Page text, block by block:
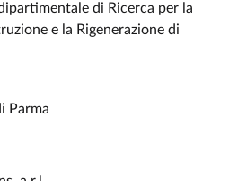
di Ricerca per la
e la Rigenerazione di
Parma